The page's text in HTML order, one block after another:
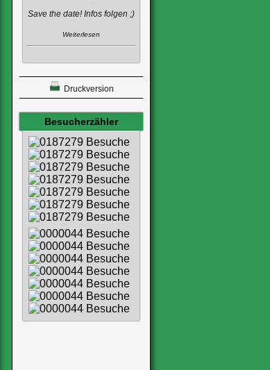
Save the date! Infos folgen ;)
Weiterlesen
Druckversion
Besucherzähler